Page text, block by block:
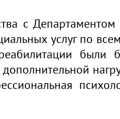
с
услуг по